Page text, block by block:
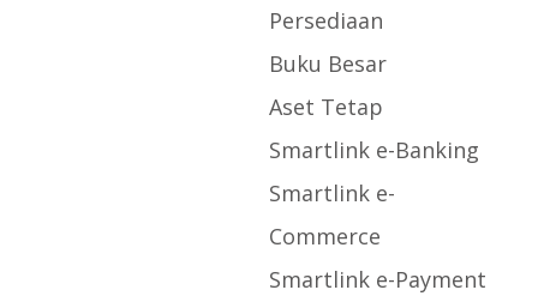
Persediaan
Buku Besar
Aset Tetap
Smartlink e-Banking
Smartlink e-
Commerce
Smartlink e-Payment